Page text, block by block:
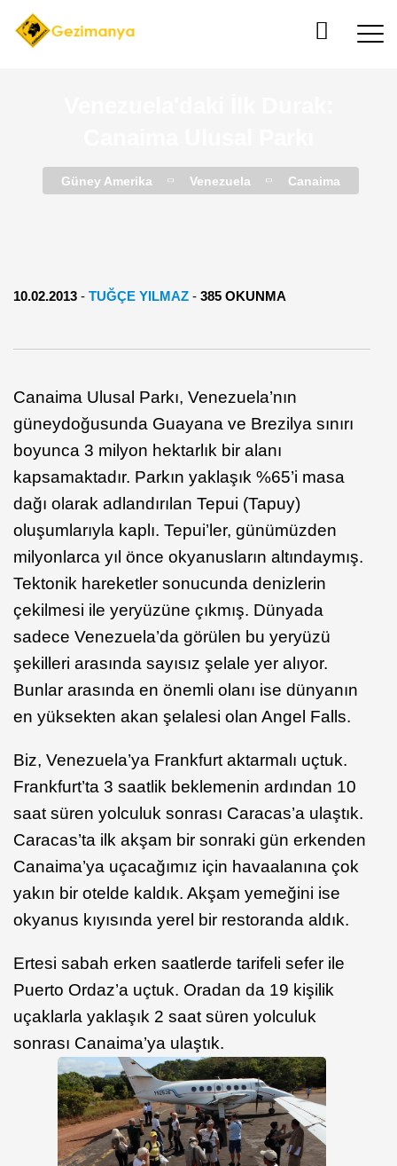
Güney Amerika Venezuela Canaima
10.02.2013 - TUĞÇE YILMAZ - 385 OKUNMA
Canaima Ulusal Parkı, Venezuela’nın
güneydoğusunda Guayana ve Brezilya sınırı
boyunca 3 milyon hektarlık bir alanı
kapsamaktadır. Parkın yaklaşık %65’i masa
dağı olarak adlandırılan Tepui (Tapuy)
oluşumlarıyla kaplı. Tepui’ler, günümüzden
milyonlarca yıl önce okyanusların altındaymış.
Tektonik hareketler sonucunda denizlerin
çekilmesi ile yeryüzüne çıkmış. Dünyada
sadece Venezuela’da görülen bu yeryüzü
şekilleri arasında sayısız şelale yer alıyor.
Bunlar arasında en önemli olanı ise dünyanın
en yüksekten akan şelalesi olan Angel Falls.
Biz, Venezuela’ya Frankfurt aktarmalı uçtuk.
Frankfurt’ta 3 saatlik beklemenin ardından 10
saat süren yolculuk sonrası Caracas’a ulaştık.
Caracas’ta ilk akşam bir sonraki gün erkenden
Canaima’ya uçacağımız için havaalanına çok
yakın bir otelde kaldık. Akşam yemeğini ise
okyanus kıyısında yerel bir restoranda aldık.
Ertesi sabah erken saatlerde tarifeli sefer ile
Puerto Ordaz’a uçtuk. Oradan da 19 kişilik
uçaklarla yaklaşık 2 saat süren yolculuk
sonrası Canaima’ya ulaştık.